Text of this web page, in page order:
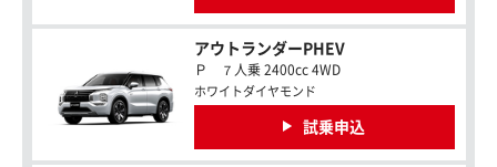
アウトランダーPHEV
Ｐ ７人乗 2400cc 4WD
ホワイトダイヤモンド
試乗申込